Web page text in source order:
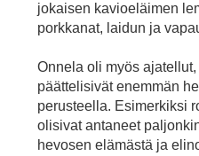
jokaisen kavioeläimen
porkkanat, laidun ja
Onnela oli myös
päättelisivät enemmän
perusteella. Esimerkiksi
olisivat antaneet
hevosen elämästä ja